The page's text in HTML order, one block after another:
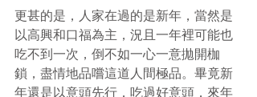
更甚的是，人家在過的是新年，當然是
以高興和口福為主，況且一年裡可能也
吃不到一次，倒不如一心一意拋開枷
鎖，盡情地品嚐這道人間極品。畢竟新
年還是以意頭先行，吃過好意頭，來年